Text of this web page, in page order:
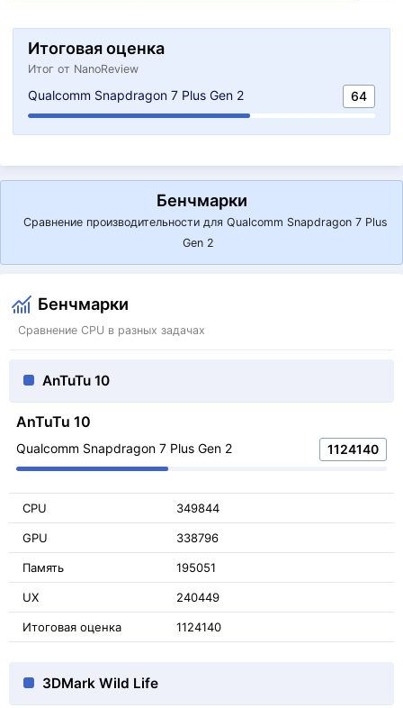
Итоговая оценка
Итог от NanoReview
Qualcomm Snapdragon 7 Plus Gen 2 64
Бенчмарки
Сравнение производительности для Qualcomm Snapdragon 7 Plus
Gen 2
Бенчмарки
Сравнение CPU в разных задачах
AnTuTu 10
AnTuTu 10
Qualcomm Snapdragon 7 Plus Gen 2 1124140
CPU 349844
GPU 338796
Память 195051
UX 240449
Итоговая оценка 1124140
3DMark Wild Life